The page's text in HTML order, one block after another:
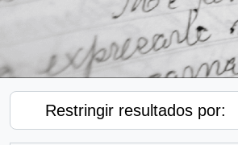
Restringir resultados por: